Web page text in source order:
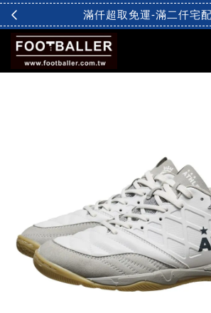
滿仟超取免運-滿二仟宅